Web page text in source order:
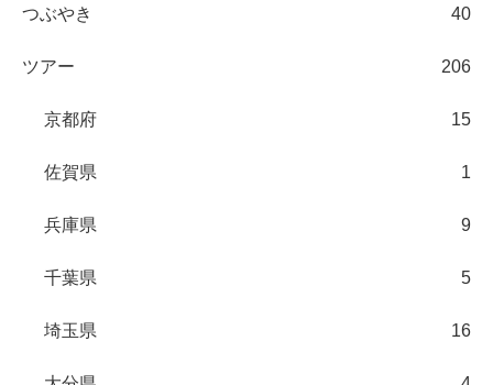
つぶやき 40
ツアー 206
京都府 15
佐賀県 1
兵庫県 9
千葉県 5
埼玉県 16